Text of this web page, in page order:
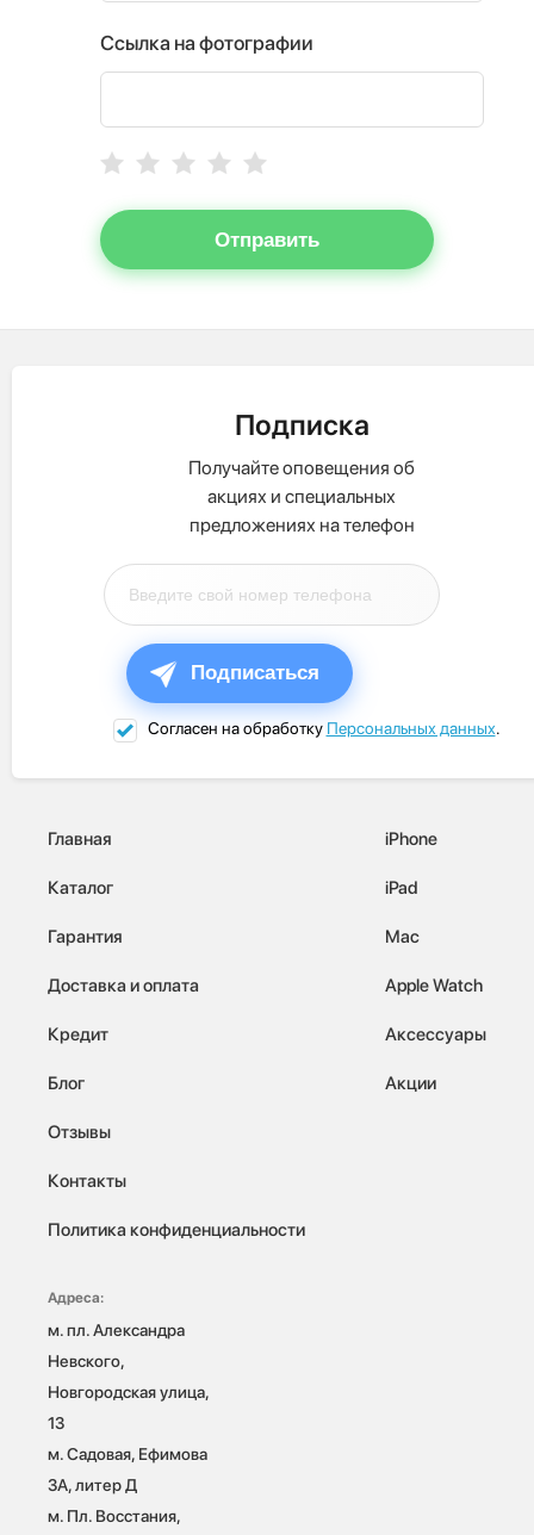
Ссылка на фотографии
Отправить
Подписка
Получайте оповещения об
акциях и специальных
предложениях на телефон
Подписаться
Согласен на обработку Персональных данных.
Главная
Каталог
Гарантия
Доставка и оплата
Кредит
Блог
Отзывы
Контакты
Политика конфиденциальности
iPhone
iPad
Mac
Apple Watch
Аксессуары
Акции
Адреса:
м. пл. Александра
Невского,
Новгородская улица,
13
м. Садовая, Ефимова
3А, литер Д
м. Пл. Восстания,